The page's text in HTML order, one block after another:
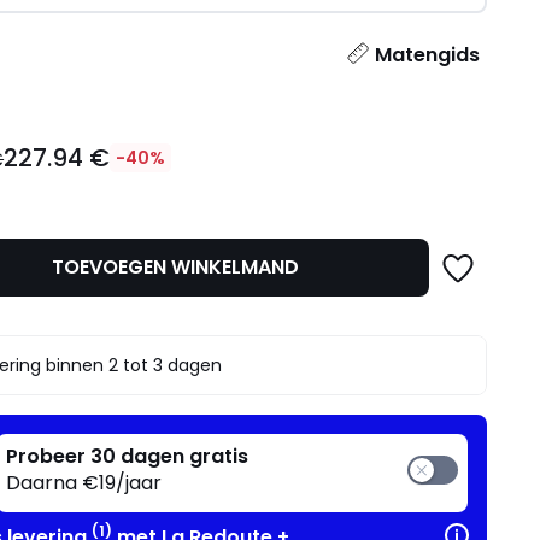
Matengids
227.94 € -40%
TOEVOEGEN WINKELMAND
binnen 2 tot 3 dagen
Probeer 30 dagen gratis
Daarna €19/jaar
(1)